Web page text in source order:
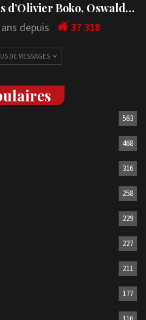
d’Olivier Boko, Oswald…
depuis 37 318
DE MESSAGES
563
468
316
258
229
227
211
177